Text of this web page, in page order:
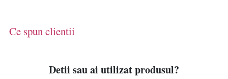
Ce spun clientii
Detii sau ai utilizat produsul?